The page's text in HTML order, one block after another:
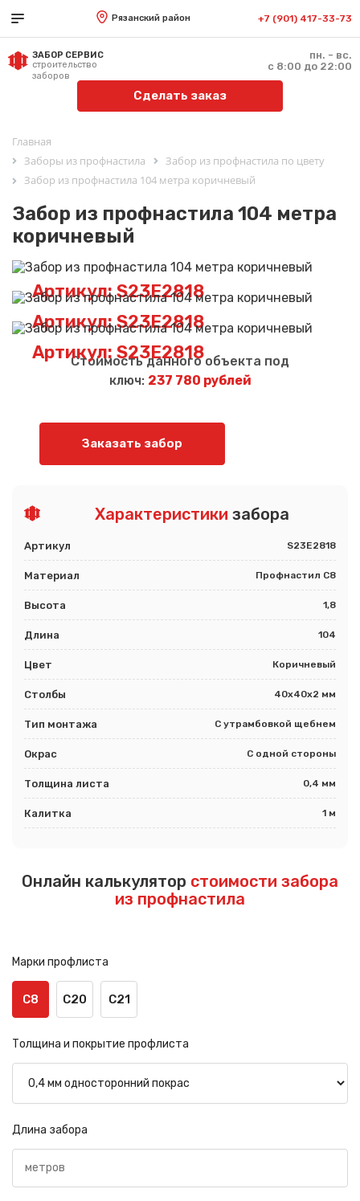
Рязанский район +7 (901) 417-33-73
ЗАБОР СЕРВИС
строительство
заборов
пн. - вс.
с 8:00 до 22:00
Сделать заказ
Главная
Заборы из профнастила
Забор из профнастила по цвету
Забор из профнастила 104 метра коричневый
Забор из профнастила 104 метра
коричневый
Артикул: S23E2818
Артикул: S23E2818
Артикул: S23E2818
Стоимость данного объекта под
ключ: 237 780 рублей
Заказать забор
Характеристики забора
Артикул S23E2818
Материал Профнастил С8
Высота 1,8
Длина 104
Цвет Коричневый
Столбы 40х40х2 мм
Тип монтажа С утрамбовкой щебнем
Окрас С одной стороны
Толщина листа 0,4 мм
Калитка 1 м
Онлайн калькулятор стоимости забора
из профнастила
Марки профлиста
С8 С20 С21
Толщина и покрытие профлиста
Длина забора